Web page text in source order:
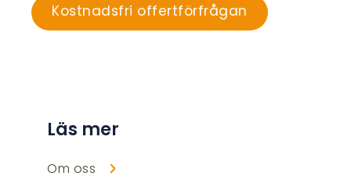
Kostnadsfri offertförfrågan
Läs mer
Om oss